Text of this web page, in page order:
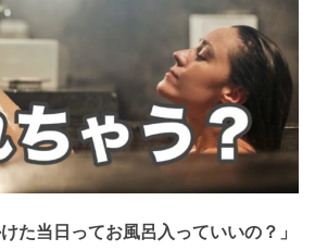
た当日ってお風呂入っていいの？」